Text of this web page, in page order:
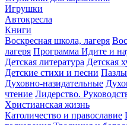
Игрушки
Автокресла
Книги
Воскресная школа, лагеря
лагеря Программа Идите и
Детская литература Детская
Детские стихи и песни Пазлы
Духовно-назидательные
чтение Лидерство.
Христианская жизнь
Католичество и православие